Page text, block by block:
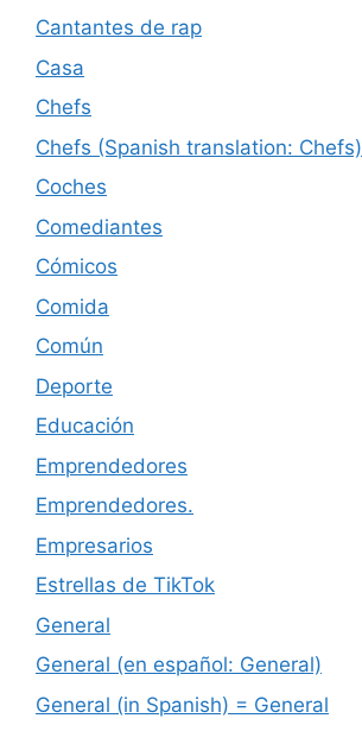
Cantantes de rap
Casa
Chefs
Chefs (Spanish translation: Chefs)
Coches
Comediantes
Cómicos
Comida
Común
Deporte
Educación
Emprendedores
Emprendedores.
Empresarios
Estrellas de TikTok
General
General (en español: General)
General (in Spanish) = General